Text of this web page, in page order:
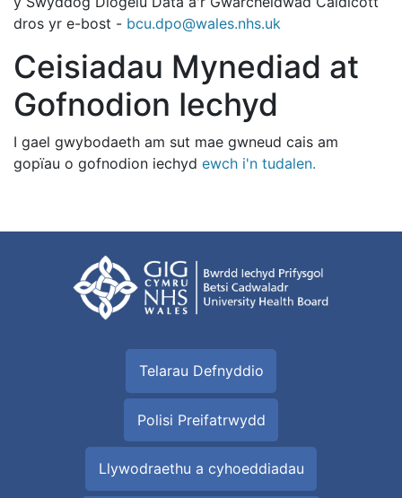
dros yr e-bost - bcu.dpo@wales.nhs.uk
Ceisiadau Mynediad at
Gofnodion Iechyd
I gael gwybodaeth am sut mae gwneud cais am
gopïau o gofnodion iechyd ewch i'n tudalen.
Telarau Defnyddio
Polisi Preifatrwydd
Llywodraethu a cyhoeddiadau